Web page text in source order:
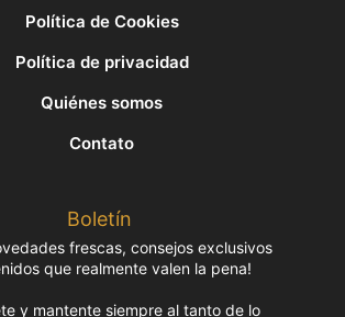
Política de Cookies
Política de privacidad
Quiénes somos
Contato
Boletín
frescas, consejos exclusivos
que realmente valen la pena!
y mantente siempre al tanto de lo